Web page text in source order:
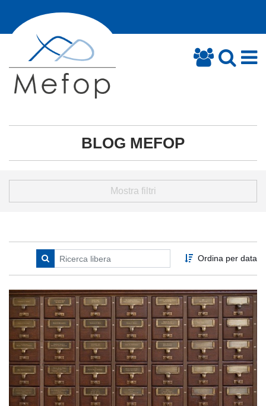
BLOG MEFOP
Mostra filtri
Ordina per data